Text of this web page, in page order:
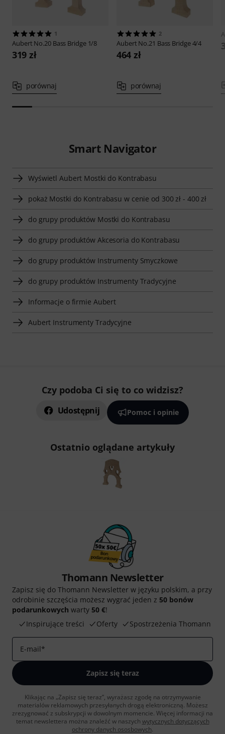
1
Aubert No.20 Bass Bridge 1/8
319 zł
porównaj
2
Aubert No.21 Bass Bridge 4/4
464 zł
porównaj
Smart Navigator
Wyświetl Aubert Mostki do Kontrabasu
pokaż Mostki do Kontrabasu w cenie od 300 zł - 400 zł
do grupy produktów Mostki do Kontrabasu
do grupy produktów Akcesoria do Kontrabasu
do grupy produktów Instrumenty Smyczkowe
do grupy produktów Instrumenty Tradycyjne
Informacje o firmie Aubert
Aubert Instrumenty Tradycyjne
Czy podoba Ci się to co widzisz?
Udostępnij Pomoc i opinie
Ostatnio oglądane artykuły
Thomann Newsletter
Zapisz się do Thomann Newsletter w języku polskim, a przy
odrobinie szczęścia możesz wygrać jeden z 50 bonów
podarunkowych warty 50 €!
Inspirujące treści
Oferty Spostrzeżenia Thomann
E-mail*
Zapisz się teraz
Klikając na „Zapisz się teraz”, wyrażasz zgodę na otrzymywanie
materialów reklamowych przesyłanych drogą elektroniczną. Możesz
zrezygnować z subskrypcji w dowolnym momencie. Więcej informacji na
temat newslettera można znaleźć w naszych wytycznych dotyczących
ochrony danych ososbowych.